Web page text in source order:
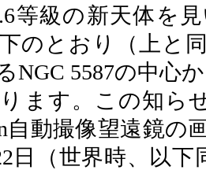
等級の新天体を
のとおり（上と
NGC 5587の中心
ます。この知ら
自動撮像望遠鏡の
日（世界時、以下